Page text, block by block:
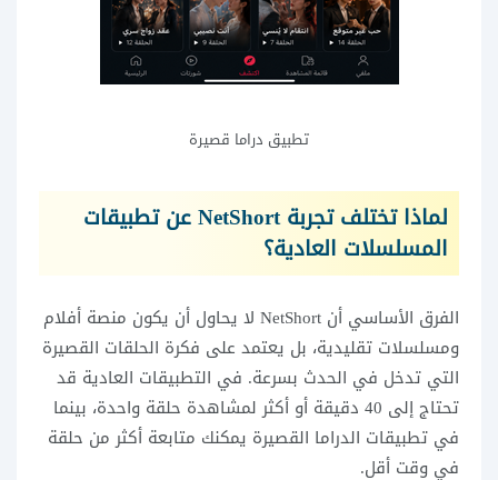
تطبيق دراما قصيرة
لماذا تختلف تجربة NetShort عن تطبيقات
المسلسلات العادية؟
الفرق الأساسي أن NetShort لا يحاول أن يكون منصة أفلام
ومسلسلات تقليدية، بل يعتمد على فكرة الحلقات القصيرة
التي تدخل في الحدث بسرعة. في التطبيقات العادية قد
تحتاج إلى 40 دقيقة أو أكثر لمشاهدة حلقة واحدة، بينما
في تطبيقات الدراما القصيرة يمكنك متابعة أكثر من حلقة
في وقت أقل.